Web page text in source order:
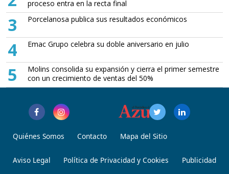
proceso entra en la recta final
3 Porcelanosa publica sus resultados económicos
4 Emac Grupo celebra su doble aniversario en julio
5
Molins consolida su expansión y cierra el primer semestre
con un crecimiento de ventas del 50%
Quiénes Somos Contacto Mapa del Sitio
Aviso Legal Política de Privacidad y Cookies Publicidad